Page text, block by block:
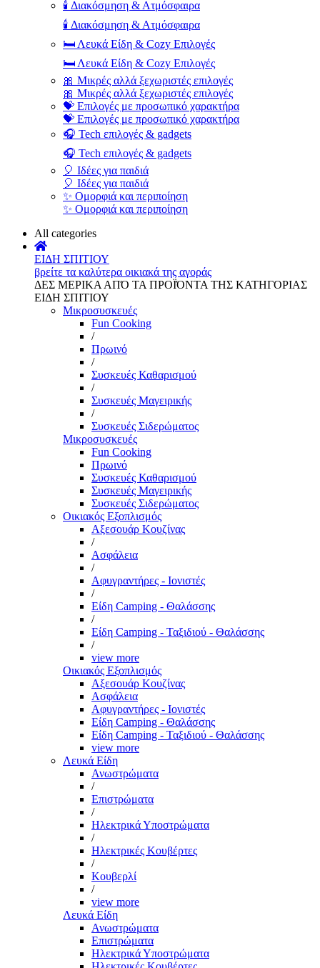
🕯️ Διακόσμηση & Ατμόσφαιρα
🕯️ Διακόσμηση & Ατμόσφαιρα
🛏️ Λευκά Είδη & Cozy Επιλογές
🛏️ Λευκά Είδη & Cozy Επιλογές
🎀 Μικρές αλλά ξεχωριστές επιλογές
🎀 Μικρές αλλά ξεχωριστές επιλογές
💝 Επιλογές με προσωπικό χαρακτήρα
💝 Επιλογές με προσωπικό χαρακτήρα
🎧 Tech επιλογές & gadgets
🎧 Tech επιλογές & gadgets
🎈 Ιδέες για παιδιά
🎈 Ιδέες για παιδιά
✨ Ομορφιά και περιποίηση
✨ Ομορφιά και περιποίηση
All categories
ΕΙΔΗ ΣΠΙΤΙΟΥ
βρείτε τα καλύτερα οικιακά της αγοράς
ΔΕΣ ΜΕΡΙΚΑ ΑΠΌ ΤΑ ΠΡΟΪΌΝΤΑ ΤΗΣ ΚΑΤΗΓΟΡΙΑΣ
ΕΙΔΗ ΣΠΙΤΙΟΥ
Μικροσυσκευές
Fun Cooking
/
Πρωινό
/
Συσκευές Καθαρισμού
/
Συσκευές Μαγειρικής
/
Συσκευές Σιδερώματος
Μικροσυσκευές
Fun Cooking
Πρωινό
Συσκευές Καθαρισμού
Συσκευές Μαγειρικής
Συσκευές Σιδερώματος
Οικιακός Εξοπλισμός
Αξεσουάρ Κουζίνας
/
Ασφάλεια
/
Αφυγραντήρες - Ιονιστές
/
Είδη Camping - Θαλάσσης
/
Είδη Camping - Ταξιδιού - Θαλάσσης
/
view more
Οικιακός Εξοπλισμός
Αξεσουάρ Κουζίνας
Ασφάλεια
Αφυγραντήρες - Ιονιστές
Είδη Camping - Θαλάσσης
Είδη Camping - Ταξιδιού - Θαλάσσης
view more
Λευκά Είδη
Ανωστρώματα
/
Επιστρώματα
/
Ηλεκτρικά Υποστρώματα
/
Ηλεκτρικές Κουβέρτες
/
Κουβερλί
/
view more
Λευκά Είδη
Ανωστρώματα
Επιστρώματα
Ηλεκτρικά Υποστρώματα